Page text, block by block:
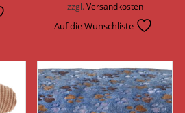
zzgl. Versandkosten
Auf die Wunschliste